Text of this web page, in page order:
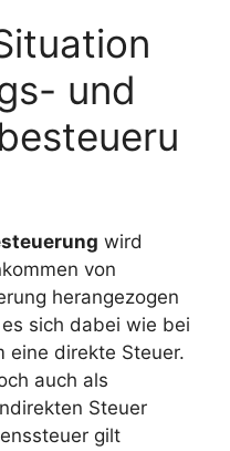
und
wird
von
herangezogen
sich dabei wie bei
eine direkte Steuer.
auch als
Steuer
gilt